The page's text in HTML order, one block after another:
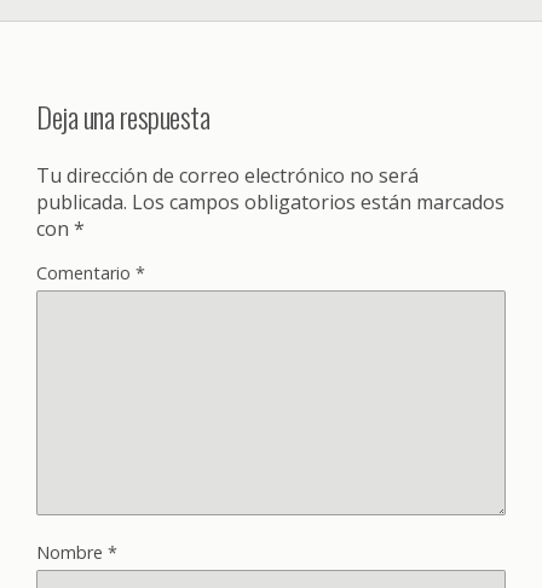
Deja una respuesta
Tu dirección de correo electrónico no será
publicada. Los campos obligatorios están marcados
con *
Comentario *
Nombre *